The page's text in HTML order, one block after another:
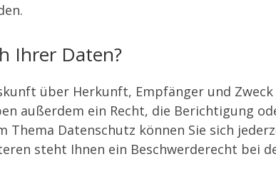
Ihrer Daten?
über Herkunft, Empfänger und
außerdem ein Recht, die Berichtigung
Thema Datenschutz können Sie sich
steht Ihnen ein Beschwerderecht bei